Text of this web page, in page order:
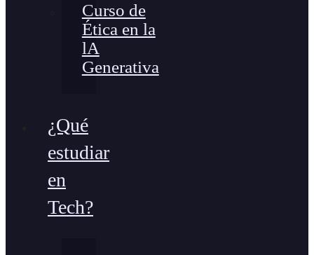
Curso de
Ética en la
lA
Generativa
¿Qué
estudiar
en
Tech?